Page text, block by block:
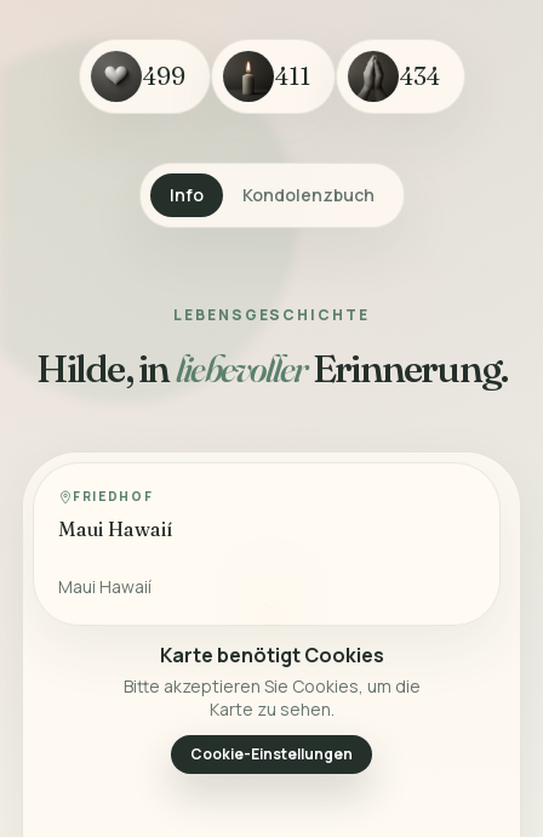
499 411 434
Info Kondolenzbuch
LEBENSGESCHICHTE
Hilde, inliebevollerErinnerung.
Karte benötigt Cookies
Bitte akzeptieren Sie Cookies, um die
Karte zu sehen.
Cookie-Einstellungen
FRIEDHOF
Maui Hawaií
Maui Hawaií